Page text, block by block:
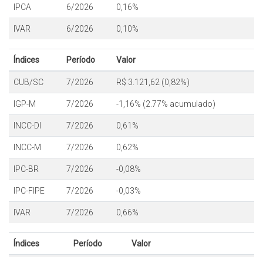
IPCA 6/2026 0,16%
IVAR 6/2026 0,10%
Índices Período Valor
CUB/SC 7/2026 R$ 3.121,62 (0,82%)
IGP-M 7/2026 -1,16% (2.77% acumulado)
INCC-DI 7/2026 0,61%
INCC-M 7/2026 0,62%
IPC-BR 7/2026 -0,08%
IPC-FIPE 7/2026 -0,03%
IVAR 7/2026 0,66%
Índices Período Valor